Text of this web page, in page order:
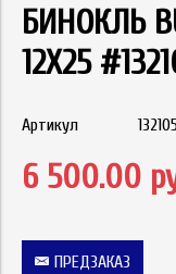
БИНОКЛЬ
12X25
Артикул
6 500.00
ПРЕДЗАКАЗ